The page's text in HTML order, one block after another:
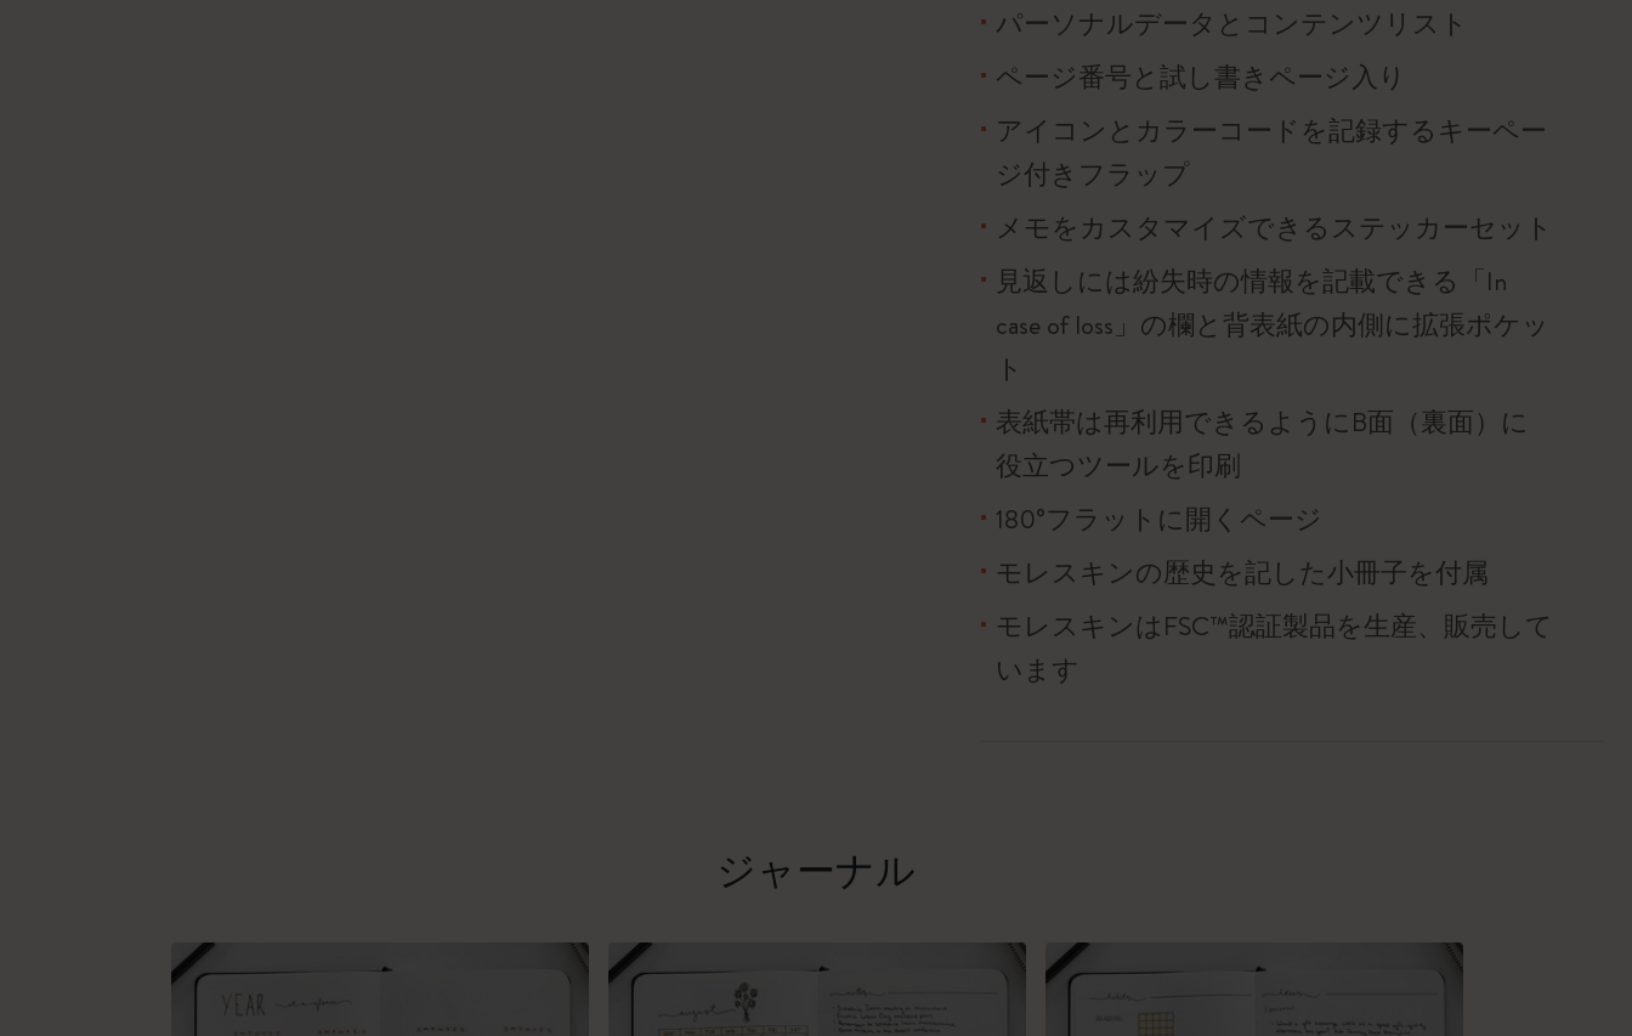
パーソナルデータとコンテンツリスト
ページ番号と試し書きページ入り
アイコンとカラーコードを記録するキーペー
ジ付きフラップ
メモをカスタマイズできるステッカーセット
見返しには紛失時の情報を記載できる「In
case of loss」の欄と背表紙の内側に拡張ポケッ
ト
表紙帯は再利用できるようにB面（裏面）に
役立つツールを印刷
180°フラットに開くページ
モレスキンの歴史を記した小冊子を付属
モレスキンはFSC™認証製品を生産、販売して
います
ジャーナル